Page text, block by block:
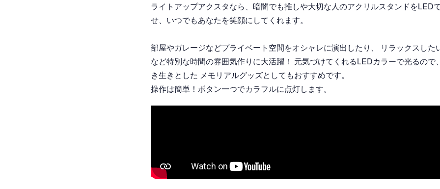
ライトアップアクスタなら、暗闇でも推しや大切な人のアクリルスタンドをLED
せ、いつでもあなたを笑顔にしてくれます。
部屋やガレージなどプライベート空間をオシャレに演出したり、 リラックスした
など特別な時間の雰囲気作りに大活躍！ 元気づけてくれるLEDカラーで光るので
き生きとした メモリアルグッズとしてもおすすめです。
操作は簡単！ボタン一つでカラフルに点灯します。